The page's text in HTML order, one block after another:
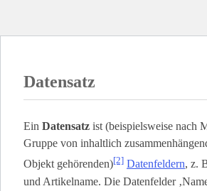
Datensatz
Ein Datensatz ist (beispielsweise nach
Gruppe von inhaltlich
Objekt gehörenden)[2] Datenfeldern, z.
und Artikelname. Die Datenfelder